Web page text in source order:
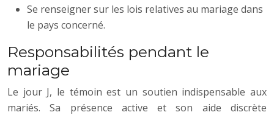
Se renseigner sur les lois relatives au mariage dans
le pays concerné.
Responsabilités pendant le
mariage
Le jour J, le témoin est un soutien indispensable aux
mariés. Sa présence active et son aide discrète